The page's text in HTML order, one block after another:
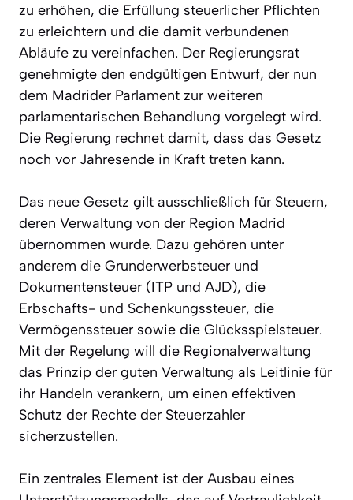
zu erhöhen, die Erfüllung steuerlicher Pflichten
zu erleichtern und die damit verbundenen
Abläufe zu vereinfachen. Der Regierungsrat
genehmigte den endgültigen Entwurf, der nun
dem Madrider Parlament zur weiteren
parlamentarischen Behandlung vorgelegt wird.
Die Regierung rechnet damit, dass das Gesetz
noch vor Jahresende in Kraft treten kann.
Das neue Gesetz gilt ausschließlich für Steuern,
deren Verwaltung von der Region Madrid
übernommen wurde. Dazu gehören unter
anderem die Grunderwerbsteuer und
Dokumentensteuer (ITP und AJD), die
Erbschafts- und Schenkungssteuer, die
Vermögenssteuer sowie die Glücksspielsteuer.
Mit der Regelung will die Regionalverwaltung
das Prinzip der guten Verwaltung als Leitlinie für
ihr Handeln verankern, um einen effektiven
Schutz der Rechte der Steuerzahler
sicherzustellen.
Ein zentrales Element ist der Ausbau eines